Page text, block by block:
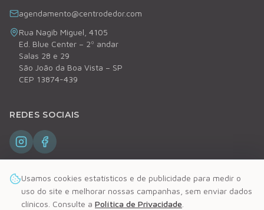
agendamento@centrodedor.com
Rua Nagib Miguel, 4105
Ed. Blue Center – 2º andar
Salas 28 e 29
São João da Boa Vista – SP
CEP 13874-439
REDES SOCIAIS
©2026Centro de DoR. Todos os direitos reservados.
Usamos cookies estatísticos e de publicidade para medir o
uso do site e melhorar nossas campanhas, sem enviar dados
clínicos. Consulte a Política de Privacidade